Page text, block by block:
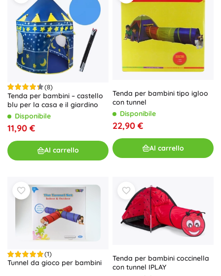
(8)
Tenda per bambini – castello
blu per la casa e il giardino
Disponibile
11,90 €
Al carrello
Tenda per bambini tipo igloo
con tunnel
Disponibile
22,90 €
Al carrello
(1)
Tunnel da gioco per bambini
Tenda per bambini coccinella
con tunnel IPLAY